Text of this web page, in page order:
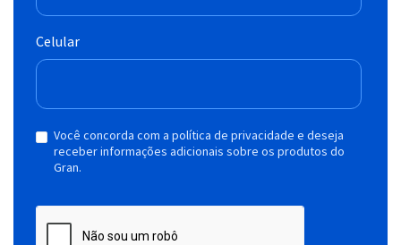
Celular
Você concorda com a política de privacidade e deseja
receber informações adicionais sobre os produtos do
Gran.